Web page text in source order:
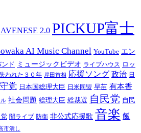
2.0 PICKUP富士
AI Music Channel YouTube エン
ド ミュージックビデオ ライブハウス ロッ
失われた３０年 岸田首相 応援ソング 政治 日
党 日本国総理大臣 日米同盟 早苗 有本香
社会問題 総理大臣 総裁選 自民党 自民
闇ライブ 防衛 非公式応援歌 音楽 飯
市潰し